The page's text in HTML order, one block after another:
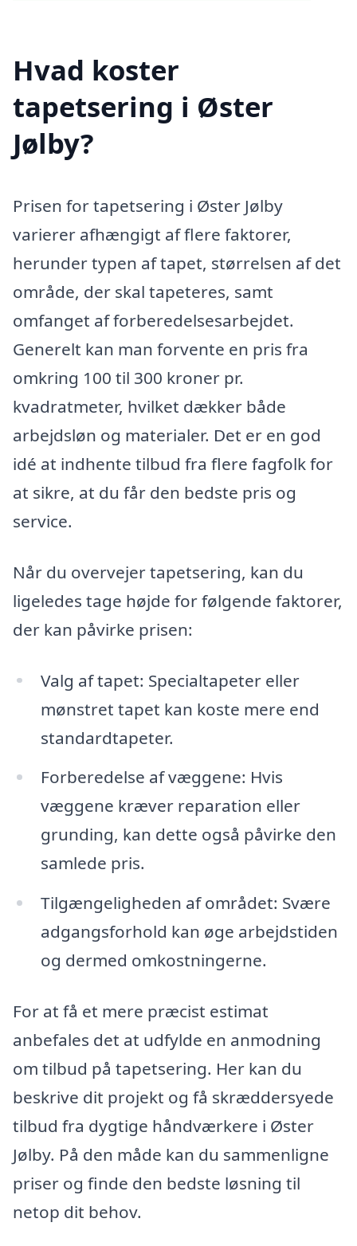
Hvad koster
tapetsering i Øster
Jølby?
Prisen for tapetsering i Øster Jølby
varierer afhængigt af flere faktorer,
herunder typen af tapet, størrelsen af det
område, der skal tapeteres, samt
omfanget af forberedelsesarbejdet.
Generelt kan man forvente en pris fra
omkring 100 til 300 kroner pr.
kvadratmeter, hvilket dækker både
arbejdsløn og materialer. Det er en god
idé at indhente tilbud fra flere fagfolk for
at sikre, at du får den bedste pris og
service.
Når du overvejer tapetsering, kan du
ligeledes tage højde for følgende faktorer,
der kan påvirke prisen:
Valg af tapet: Specialtapeter eller
mønstret tapet kan koste mere end
standardtapeter.
Forberedelse af væggene: Hvis
væggene kræver reparation eller
grunding, kan dette også påvirke den
samlede pris.
Tilgængeligheden af området: Svære
adgangsforhold kan øge arbejdstiden
og dermed omkostningerne.
For at få et mere præcist estimat
anbefales det at udfylde en anmodning
om tilbud på tapetsering. Her kan du
beskrive dit projekt og få skræddersyede
tilbud fra dygtige håndværkere i Øster
Jølby. På den måde kan du sammenligne
priser og finde den bedste løsning til
netop dit behov.